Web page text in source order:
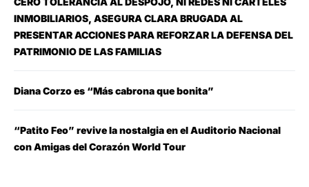
INMOBILIARIOS, ASEGURA CLARA BRUGADA AL
PRESENTAR ACCIONES PARA REFORZAR LA DEFENSA DEL
PATRIMONIO DE LAS FAMILIAS
Diana Corzo es “Más cabrona que bonita”
“Patito Feo” revive la nostalgia en el Auditorio Nacional
con Amigas del Corazón World Tour